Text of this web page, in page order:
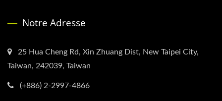
Notre Adresse
25 Hua Cheng Rd, Xin Zhuang Dist, New Taipei City,
Taiwan, 242039, Taiwan
(+886) 2-2997-4866